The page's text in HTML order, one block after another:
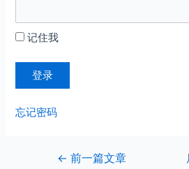
记住我
忘记密码
← 前一篇文章